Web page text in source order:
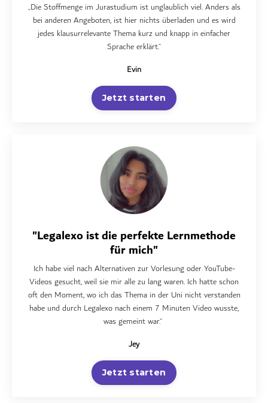
„Die Stoffmenge im Jurastudium ist unglaublich viel. Anders als
bei anderen Angeboten, ist hier nichts überladen und es wird
jedes klausurrelevante Thema kurz und knapp in einfacher
Sprache erklärt.“
Evin
Jetzt starten
"Legalexo ist die perfekte Lernmethode
für mich"
Ich habe viel nach Alternativen zur Vorlesung oder YouTube-
Videos gesucht, weil sie mir alle zu lang waren. Ich hatte schon
oft den Moment, wo ich das Thema in der Uni nicht verstanden
habe und durch Legalexo nach einem 7 Minuten Video wusste,
was gemeint war.“
Jey
Jetzt starten